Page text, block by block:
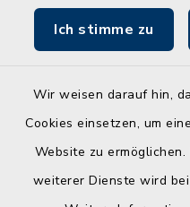
Ich stimme zu
Wir weisen darauf hin,
Cookies einsetzen, um
Website zu
weiterer Dienste wird